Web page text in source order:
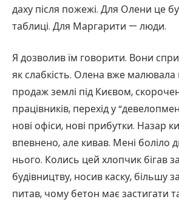
даху після пожежі. Для Олени це
таблиці. Для Маргарити — люди.
Я дозволив їм говорити. Вони
як слабкість. Олена вже малювала
продаж землі під Києвом,
працівників, перехід у
нові офіси, нові прибутки. Назар
впевнено, але кивав. Мені боліло
нього. Колись цей хлопчик бігав
будівництву, носив каску, більшу
питав, чому бетон має застигати